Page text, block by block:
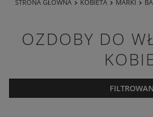
STRONA GŁÓWNA KOBIETA MARKI
OZDOBY DO